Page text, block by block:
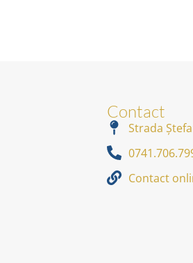
Contact
Strada
Contact